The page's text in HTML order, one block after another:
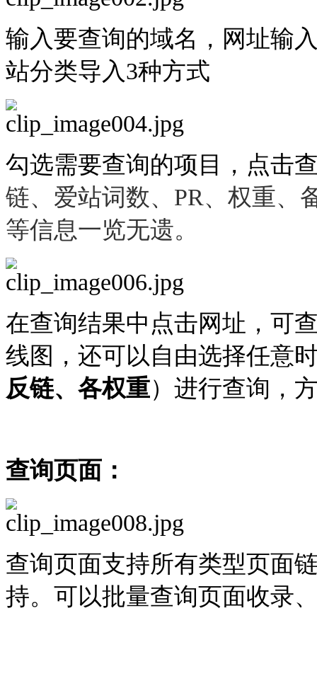
输入要查询的域名，网址输
站分类导入3种方式
勾选需要查询的项目，点击
链、爱站词数、PR、权重、
等信息一览无遗。
在查询结果中点击网址，可
线图，还可以自由选择任意
反链、各权重）进行查询，
查询页面：
查询页面支持所有类型页面
持。可以批量查询页面收录